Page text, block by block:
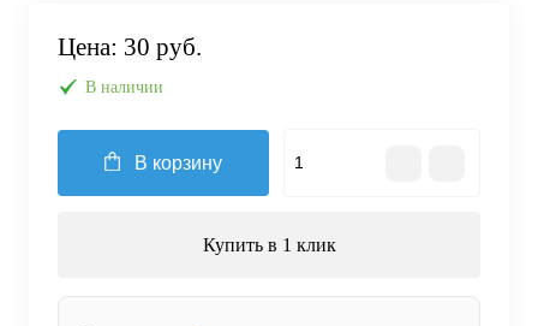
Цена: 30 руб.
В наличии
В корзину
Купить в 1 клик